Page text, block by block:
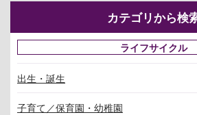
カテゴリから検
ライフサイクル
出生・誕生
子育て／保育園・幼稚園